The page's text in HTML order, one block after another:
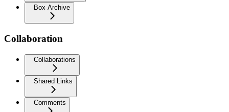
Box Archive
Collaboration
Collaborations
Shared Links
Comments